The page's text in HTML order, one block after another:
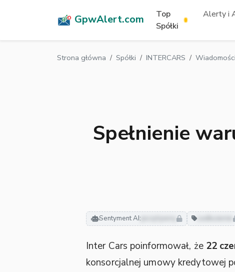
GpwAlert.com
Top
Spółki
Alerty i
Strona główna Spółki INTERCARS
Spełnienie
Sentyment AI: pozytywny zadłużenie
Inter Cars poinformował, że 22
konsorcjalnej umowy kredytowej